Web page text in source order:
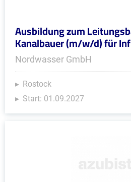
Ausbildung zum
Kanalbauer (m/w/d) für
Nordwasser GmbH
Rostock
Start: 01.09.2027